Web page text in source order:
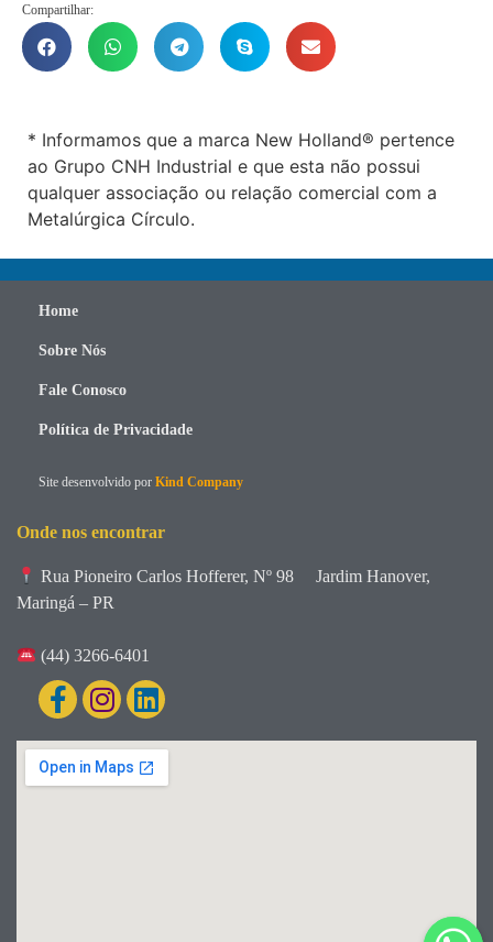
Compartilhar:
* Informamos que a marca New Holland® pertence
ao Grupo CNH Industrial e que esta não possui
qualquer associação ou relação comercial com a
Metalúrgica Círculo.
Home
Sobre Nós
Fale Conosco
Política de Privacidade
Site desenvolvido por Kind Company
Onde nos encontrar
Rua Pioneiro Carlos Hofferer, Nº 98
Jardim Hanover,
Maringá – PR
(44) 3266-6401